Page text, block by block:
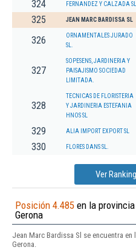
324 FERNANDEZ Y CALZADA SL
325 JEAN MARC BARDISSA SL
326
ORNAMENTALES JURADO
SL.
327
SOPESENS, JARDINERIA Y
PAISAJISMO SOCIEDAD
LIMITADA.
328
TECNICAS DE FLORISTERIA
Y JARDINERIA ESTEFANIA
HNOS SL
329 ALIA IMPORT EXPORT SL
330 FLORES DANS SL.
Ver
Posición 4.485 en la
Gerona
Jean Marc Bardissa Sl se encuentra
Gerona.